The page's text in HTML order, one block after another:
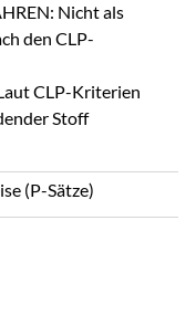
Nicht als
den CLP-
CLP-Kriterien
Stoff
(P-Sätze)